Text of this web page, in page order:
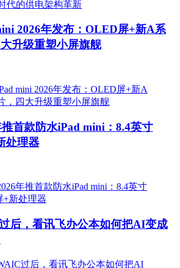
2026年发布：OLED屏+新A系
升级重塑小屏旗舰
首款防水iPad mini：8.4英寸
处理器
后，看讯飞办公本如何把AI变成